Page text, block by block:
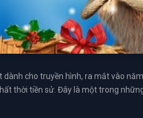
dành cho truyền hình, ra mắt vào năm
thời tiền sử. Đây là một trong